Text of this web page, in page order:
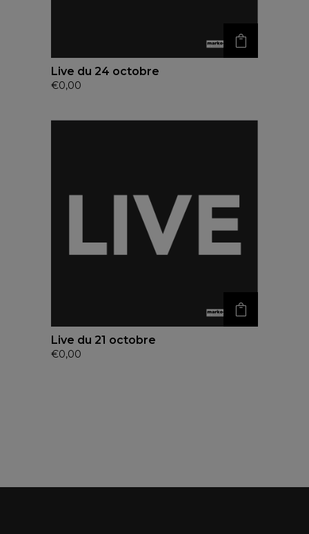
Live du 24 octobre
€0,00
Live du 21 octobre
€0,00